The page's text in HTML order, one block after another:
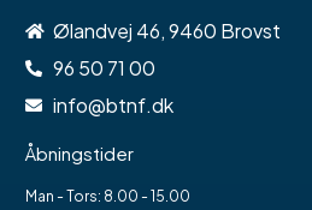
Ølandvej 46, 9460 Brovst
96 50 71 00
info@btnf.dk
Åbningstider
Man - Tors: 8.00 - 15.00